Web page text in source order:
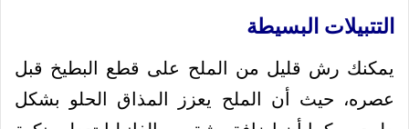
التتبيلات البسيطة
يمكنك رش قليل من الملح على قطع البطيخ قبل
عصره، حيث أن الملح يعزز المذاق الحلو بشكل